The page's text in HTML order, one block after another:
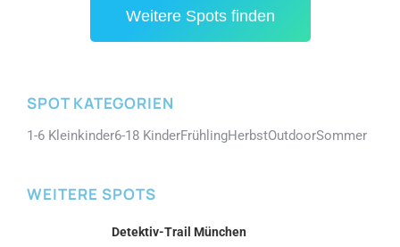
Weitere Spots finden
SPOT KATEGORIEN
1-6 Kleinkinder6-18 KinderFrühlingHerbstOutdoorSommer
WEITERE SPOTS
Detektiv-Trail München